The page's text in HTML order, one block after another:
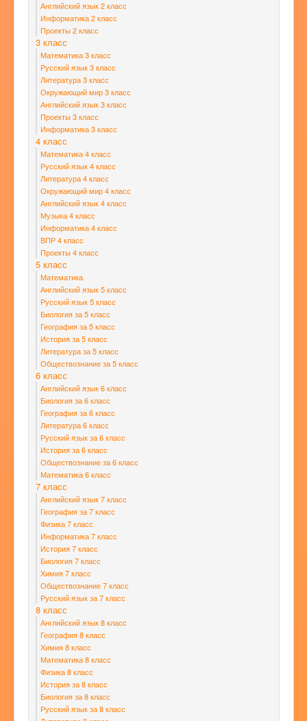
Английский язык 2 класс
Информатика 2 класс
Проекты 2 класс
3 класс
Математика 3 класс
Русский язык 3 класс
Литература 3 класс
Окружающий мир 3 класс
Английский язык 3 класс
Проекты 3 класс
Информатика 3 класс
4 класс
Математика 4 класс
Русский язык 4 класс
Литература 4 класс
Окружающий мир 4 класс
Английский язык 4 класс
Музыка 4 класс
Информатика 4 класс
ВПР 4 класс
Проекты 4 класс
5 класс
Математика
Английский язык 5 класс
Русский язык 5 класс
Биология за 5 класс
География за 5 класс
История за 5 класс
Литература за 5 класс
Обществознание за 5 класс
6 класс
Английский язык 6 класс
Биология за 6 класс
География за 6 класс
Литература 6 класс
Русский язык за 6 класс
История за 6 класс
Обществознание за 6 класс
Математика 6 класс
7 класс
Английский язык 7 класс
География за 7 класс
Физика 7 класс
Информатика 7 класс
История 7 класс
Биология 7 класс
Химия 7 класс
Обществознание 7 класс
Русский язык за 7 класс
8 класс
Английский язык 8 класс
География 8 класс
Химия 8 класс
Математика 8 класс
Физика 8 класс
История за 8 класс
Биология за 8 класс
Русский язык за 8 класс